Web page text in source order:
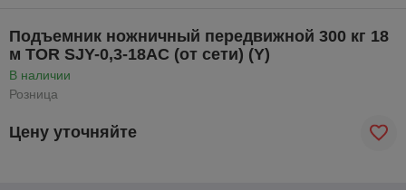
Подъемник ножничный передвижной 300 кг 18
м TOR SJY-0,3-18AC (от сети) (Y)
В наличии
Розница
Цену уточняйте